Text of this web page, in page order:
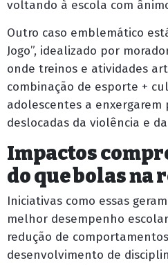
voltando à escola com
Outro caso emblemático
Jogo”, idealizado por
onde treinos e atividades
combinação de esporte +
adolescentes a enxergarem
deslocadas da violência e
Impactos
do que bolas na
Iniciativas como essas
melhor desempenho
redução de
desenvolvimento de